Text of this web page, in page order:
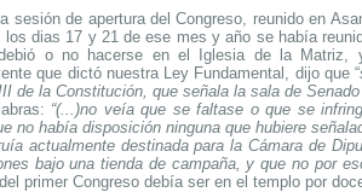
sesión de apertura del Congreso, reunido en
los dias 17 y 21 de ese mes y año se había
o no hacerse en el Iglesia de la Matriz,
que dictó nuestra Ley Fundamental, dijo que “
de la Constitución, que señala la sala de
“(...)no veía que se faltase o que se
no había disposición ninguna que hubiere
actualmente destinada para la Cámara de
bajo una tienda de campaña, y que no por
primer Congreso debía ser en el templo por